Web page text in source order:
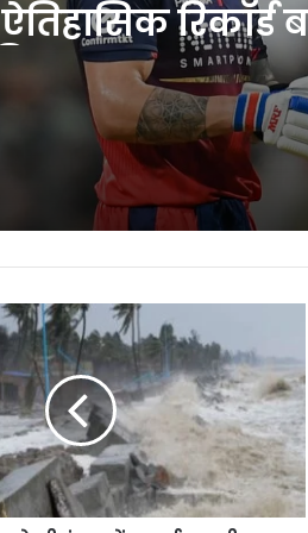
कैपिटल्स के
ऐतिहासिक रिकॉर्ड
रेस हुई बेहद